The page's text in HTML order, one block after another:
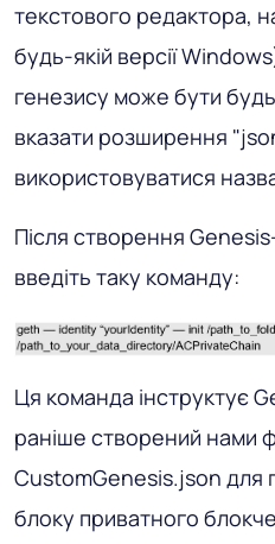
текстового редактора,
будь-якій версії
генезису може бути
вказати розширення
використовуватися
Після створення
введіть таку команду:
Ця команда інструктує
раніше створений нами
CustomGenesis.json для
блоку приватного